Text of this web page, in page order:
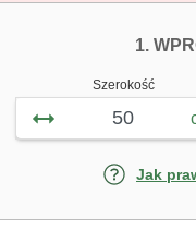
1.
Szerokość
Jak